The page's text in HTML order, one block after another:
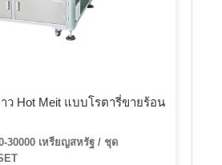
ว Hot Meit แบบโรตารี่ขายร้อน
30000 เหรียญสหรัฐ / ชุด